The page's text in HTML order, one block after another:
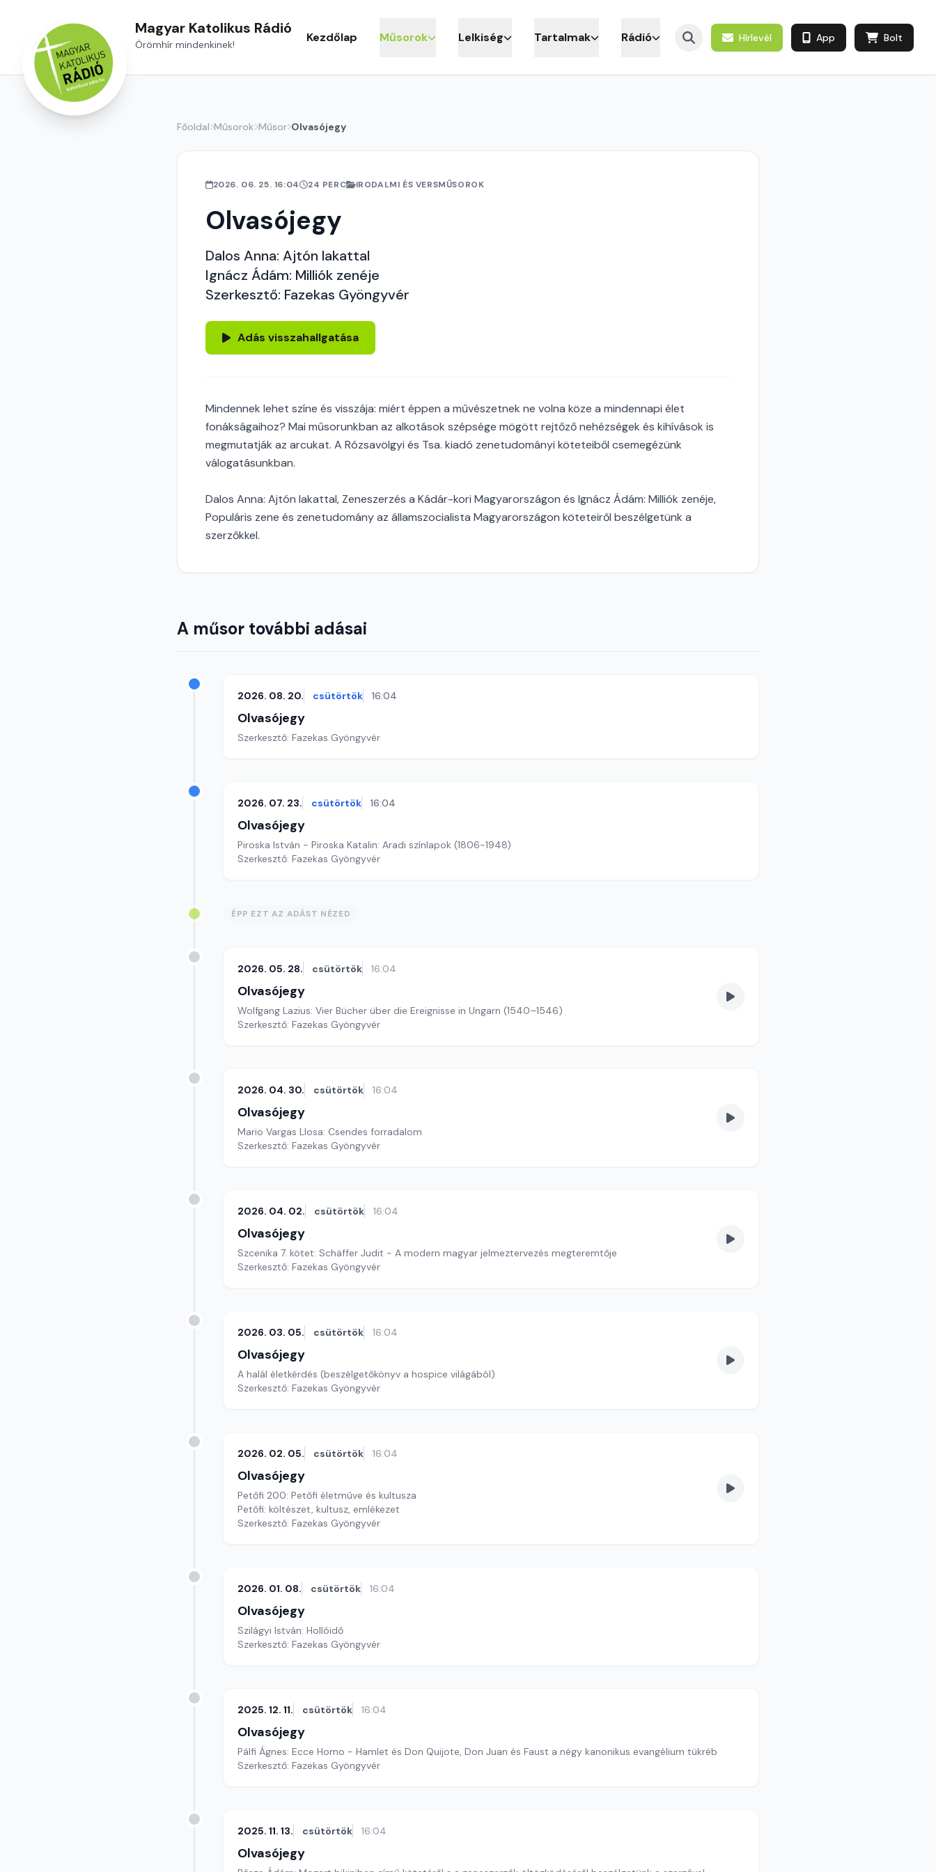
Magyar Katolikus Rádió
Örömhír mindenkinek! Kezdőlap Műsorok Lelkiség Tartalmak Rádió Hírlevél App Bolt
Főoldal Műsorok Műsor Olvasójegy
2026. 06. 25. 16:04 24 PERC IRODALMI ÉS VERSMŰSOROK
Olvasójegy
Dalos Anna: Ajtón lakattal
Ignácz Ádám: Milliók zenéje
Szerkesztő: Fazekas Gyöngyvér
Adás visszahallgatása
Mindennek lehet színe és visszája: miért éppen a művészetnek ne volna köze a mindennapi élet
fonákságaihoz? Mai műsorunkban az alkotások szépsége mögött rejtőző nehézségek és kihívások is
megmutatják az arcukat. A Rózsavölgyi és Tsa. kiadó zenetudományi köteteiből csemegézünk
válogatásunkban.
Dalos Anna: Ajtón lakattal, Zeneszerzés a Kádár-kori Magyarországon és Ignácz Ádám: Milliók zenéje,
Populáris zene és zenetudomány az államszocialista Magyarországon köteteiről beszélgetünk a
szerzőkkel.
A műsor további adásai
2026. 08. 20. csütörtök 16:04
Olvasójegy
Szerkesztő: Fazekas Gyöngyvér
2026. 07. 23. csütörtök 16:04
Olvasójegy
Piroska István - Piroska Katalin: Aradi színlapok (1806-1948)
Szerkesztő: Fazekas Gyöngyvér
ÉPP EZT AZ ADÁST NÉZED
2026. 05. 28. csütörtök 16:04
Olvasójegy
Wolfgang Lazius: Vier Bücher über die Ereignisse in Ungarn (1540–1546)
Szerkesztő: Fazekas Gyöngyvér
2026. 04. 30. csütörtök 16:04
Olvasójegy
Mario Vargas Llosa: Csendes forradalom
Szerkesztő: Fazekas Gyöngyvér
2026. 04. 02. csütörtök 16:04
Olvasójegy
Szcenika 7. kötet: Schäffer Judit - A modern magyar jelmeztervezés megteremtője
Szerkesztő: Fazekas Gyöngyvér
2026. 03. 05. csütörtök 16:04
Olvasójegy
A halál életkérdés (beszélgetőkönyv a hospice világából)
Szerkesztő: Fazekas Gyöngyvér
2026. 02. 05. csütörtök 16:04
Olvasójegy
Petőfi 200: Petőfi életműve és kultusza
Petőfi: költészet, kultusz, emlékezet
Szerkesztő: Fazekas Gyöngyvér
2026. 01. 08. csütörtök 16:04
Olvasójegy
Szilágyi István: Hollóidő
Szerkesztő: Fazekas Gyöngyvér
2025. 12. 11. csütörtök 16:04
Olvasójegy
Pálfi Ágnes: Ecce Homo - Hamlet és Don Quijote, Don Juan és Faust a négy kanonikus evangélium tükréb
Szerkesztő: Fazekas Gyöngyvér
2025. 11. 13. csütörtök 16:04
Olvasójegy